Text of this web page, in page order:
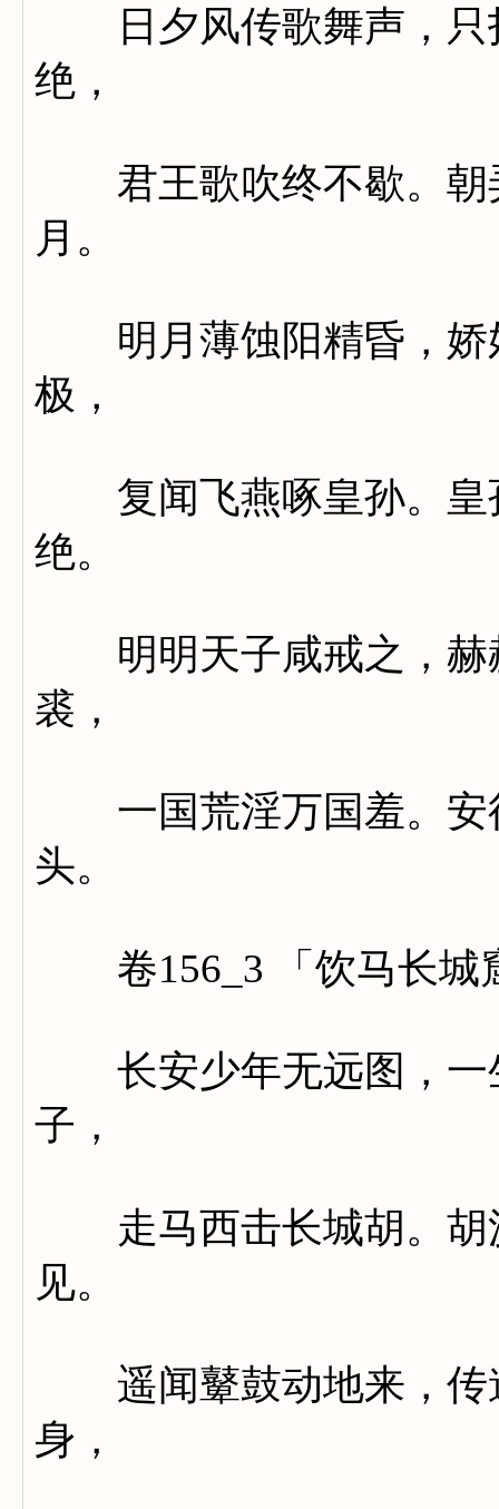
日夕风传歌舞声，只
绝，
君王歌吹终不歇。朝
月。
明月薄蚀阳精昏，娇
极，
复闻飞燕啄皇孙。皇
绝。
明明天子咸戒之，赫
裘，
一国荒淫万国羞。安
头。
卷156_3 「饮马长城
长安少年无远图，一
子，
走马西击长城胡。胡
见。
遥闻鼙鼓动地来，传
身，